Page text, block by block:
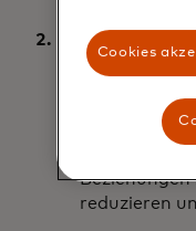
2. Erkennen Sie
Achten Sie
Ausgaben in
reduzieren
Cookies